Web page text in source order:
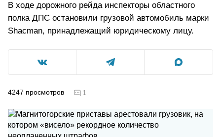
В ходе дорожного рейда инспекторы областного
полка ДПС остановили грузовой автомобиль марки
Shacman, принадлежащий юридическому лицу.
4247 просмотров 1